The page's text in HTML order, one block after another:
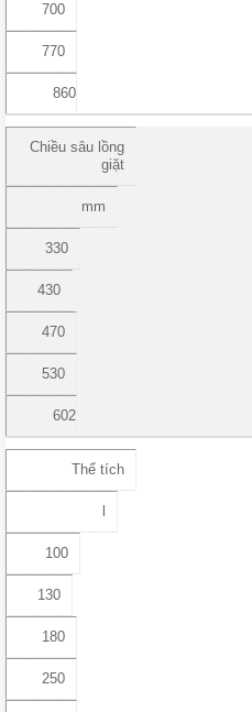
700
770
860
Chiều sâu lồng
giặt
mm
330
430
470
530
602
Thể tích
100
130
180
250